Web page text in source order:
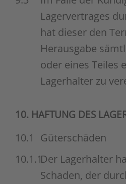
Lagervertrages
hat dieser den
Herausgabe
oder eines Teiles
Lagerhalter zu
10. HAFTUNG DES
10.1
Güterschäden
10.1.1Der Lagerhalter
Schaden, der